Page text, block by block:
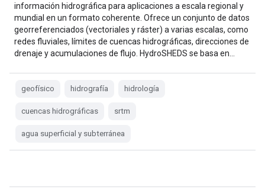
información hidrográfica para aplicaciones a escala regional y
mundial en un formato coherente. Ofrece un conjunto de datos
georreferenciados (vectoriales y ráster) a varias escalas, como
redes fluviales, límites de cuencas hidrográficas, direcciones de
drenaje y acumulaciones de flujo. HydroSHEDS se basa en…
geofísico hidrografía hidrología
cuencas hidrográficas srtm
agua superficial y subterránea